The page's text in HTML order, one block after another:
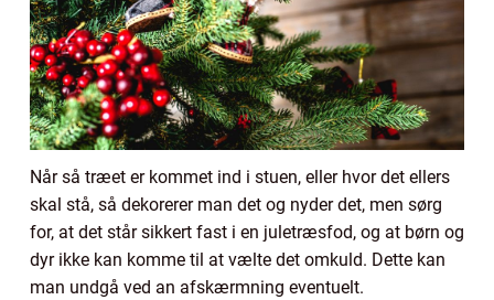
Når så træet er kommet ind i stuen, eller hvor det ellers
skal stå, så dekorerer man det og nyder det, men sørg
for, at det står sikkert fast i en juletræsfod, og at børn og
dyr ikke kan komme til at vælte det omkuld. Dette kan
man undgå ved an afskærmning eventuelt.